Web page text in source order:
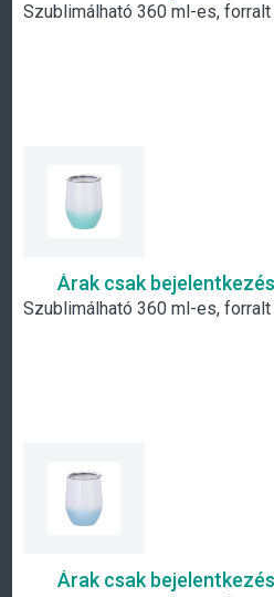
Árak csak
Árak csak